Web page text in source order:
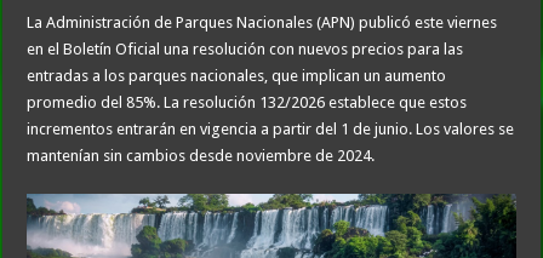
La Administración de Parques Nacionales (APN) publicó este viernes
en el Boletín Oficial una resolución con nuevos precios para las
entradas a los parques nacionales, que implican un aumento
promedio del 85%. La resolución 132/2026 establece que estos
incrementos entrarán en vigencia a partir del 1 de junio. Los valores se
mantenían sin cambios desde noviembre de 2024.